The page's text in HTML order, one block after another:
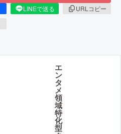
LINEで送る
URLコピー
エ
ン
タ
メ
領
域
特
化
型